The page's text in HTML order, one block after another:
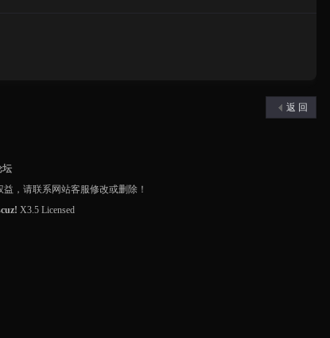
返 回
坛
，请联系网站客服修改或删除！
X3.5 Licensed